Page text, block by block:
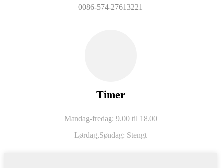
0086-574-27613221
Timer
Mandag-fredag: 9.00 til 18.00
Lørdag,Søndag: Stengt